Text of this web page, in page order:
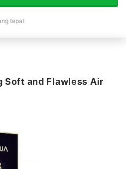
tepat
Soft and Flawless Air